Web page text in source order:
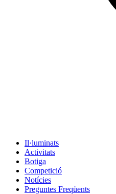
Il·luminats
Activitats
Botiga
Competició
Notícies
Preguntes Freqüents